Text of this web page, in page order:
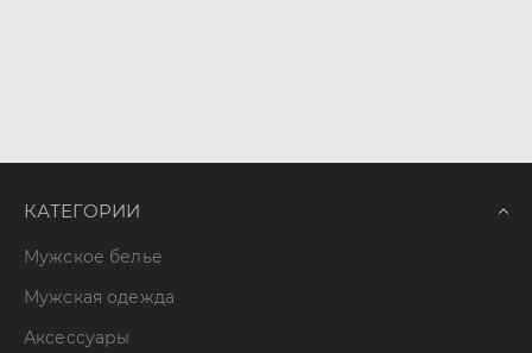
КАТЕГОРИИ
Мужское белье
Мужская одежда
Аксессуары